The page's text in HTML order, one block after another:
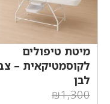
מיטת טיפולים
לקוסמטיקאית –
לבן
₪1,300